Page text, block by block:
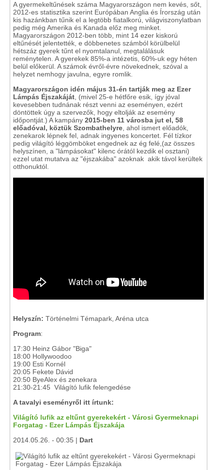
A gyermekeltűnések száma Magyarországon nem kevés, sőt,
2012-es statisztika szerint Európában Anglia és Írország után
kis hazánkban tűnik el a legtöbb fiatalkorú, világviszonylatban
pedig még Amerika és Kanada előz meg minket.
Magyarországon 2012-ben több, mint 14 ezer kiskorú
eltűnését jelentették, e döbbenetes számból körülbelül
hétszáz gyerek tűnt el nyomtalanul, megtalálásuk
reménytelen. A gyerekek 85%-a intézetis, 60%-uk egy héten
belül előkerül. A számok évről-évre növekednek, szóval a
helyzet nemhogy javulna, egyre romlik.
Magyarországon idén május 31-én tartják meg az Ezer
Lámpás Éjszakáját , (mivel 25-e hétfőre esik, így jóval
kevesebben tudnának részt venni az eseményen, ezért
döntöttek úgy a szervezők, hogy eltolják az esemény
időpontját.) A kampány 2015-ben 11 városba jut el, 58
előadóval, köztük Szombathelyre , ahol ismert előadók,
zenekarok lépnek fel, adnak ingyenes koncertet. Fél tízkor
pedig világító léggömböket engednek az ég felé,(az összes
helyszínen, a "lámpásokat" kilenc órától kezdik el osztani)
ezzel utat mutatva az "éjszakába" azoknak akik távol kerültek
otthonuktól.
Helyszín: Történelmi Témapark, Aréna utca
Program:
17:30 Heinz Gábor "Biga"
18:00 Hollywoodoo
19:00 Esti Kornél
20:05 Fekete Dávid
20:50 ByeAlex és zenekara
21:30-21:45 Világító lufik felengedése
A tavalyi eseményről itt írtunk:
Világító lufik az eltűnt gyerekekért - Városi Gyermeknapi
Forgatag - Ezer Lámpás Éjszakája
2014.05.26. - 00:35 | Dart